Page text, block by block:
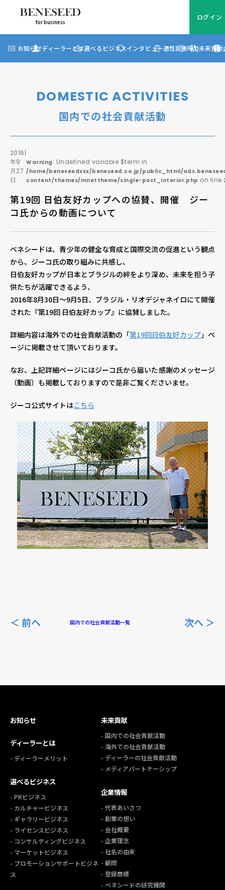
for business
お知らせ
ディーラーとは
FAQ
未来貢献
企業情報
個人情報保護方針 個人情報の取り扱いについて
for business
ログイン
お知らせディーラーとは選べるビジネスインタビュー適性診断
? FAQ未来貢献
DOMESTIC ACTIVITIES
国内での社会貢献活動
2016
年9
月27
日
Warning : Undefined variable $term in
/home/beneseedxxx/beneseed.co.jp/public_html/
content/themes/mnettheme/single-post_interior.php on line
第19回 日伯友好カップへの協賛、開催 ジー
コ氏からの動画について
ベネシードは、青少年の健全な育成と国際交流の促進という観点
から、ジーコ氏の取り組みに共感し、
日伯友好カップが日本とブラジルの絆をより深め、未来を担う子
供たちが活躍できるよう、
2016年8月30日～9月5日、ブラジル・リオデジャネイロにて開催
された『第19回 日伯友好カップ』に協賛しました。
詳細内容は海外での社会貢献活動の「第19回日伯友好カップ」ペ
ージに掲載させて頂いております。
なお、上記詳細ページにはジーコ氏から届いた感謝のメッセージ
（動画）も掲載しておりますので是非ご覧くださいませ。
ジーコ公式サイトはこちら
＜ 前へ 国内での社会貢献活動一覧 次へ ＞
お知らせ
ディーラーとは
- ディーラーメリット
選べるビジネス
- PRビジネス
- カルチャービジネス
- ギャラリービジネス
- ライセンスビジネス
- コンサルティングビジネス
- マーケットビジネス
- プロモーションサポートビジネ
ス
未来貢献
- 国内での社会貢献活動
- 海外での社会貢献活動
- ディーラーの社会貢献活動
- メディアパートナーシップ
企業情報
- 代表あいさつ
- 創業の想い
- 会社概要
- 企業理念
- 社名の由来
- 顧問
- 登録商標
- ベネシードの研究機関